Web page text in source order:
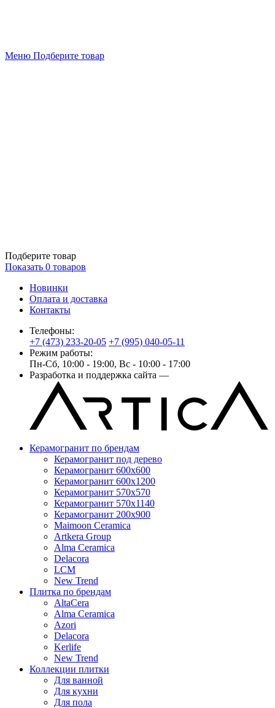
Меню Подберите товар
Подберите товар
Показать 0 товаров
Новинки
Оплата и доставка
Контакты
Телефоны:
+7 (473) 233-20-05 +7 (995) 040-05-11
Режим работы:
Пн-Сб, 10:00 - 19:00, Вс - 10:00 - 17:00
Разработка и поддержка сайта —
Керамогранит по брендам
Керамогранит под дерево
Керамогранит 600x600
Керамогранит 600x1200
Керамогранит 570x570
Керамогранит 570x1140
Керамогранит 200x900
Maimoon Ceramica
Artkera Group
Alma Ceramica
Delacora
LCM
New Trend
Плитка по брендам
AltaCera
Аlma Ceramica
Azori
Delacora
Kerlife
New Trend
Коллекции плитки
Для ванной
Для кухни
Для пола